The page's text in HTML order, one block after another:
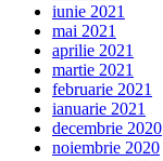
iunie 2021
mai 2021
aprilie 2021
martie 2021
februarie 2021
ianuarie 2021
decembrie 2020
noiembrie 2020